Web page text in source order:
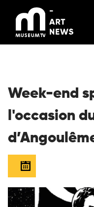
contenu
Week-end
l'occasion